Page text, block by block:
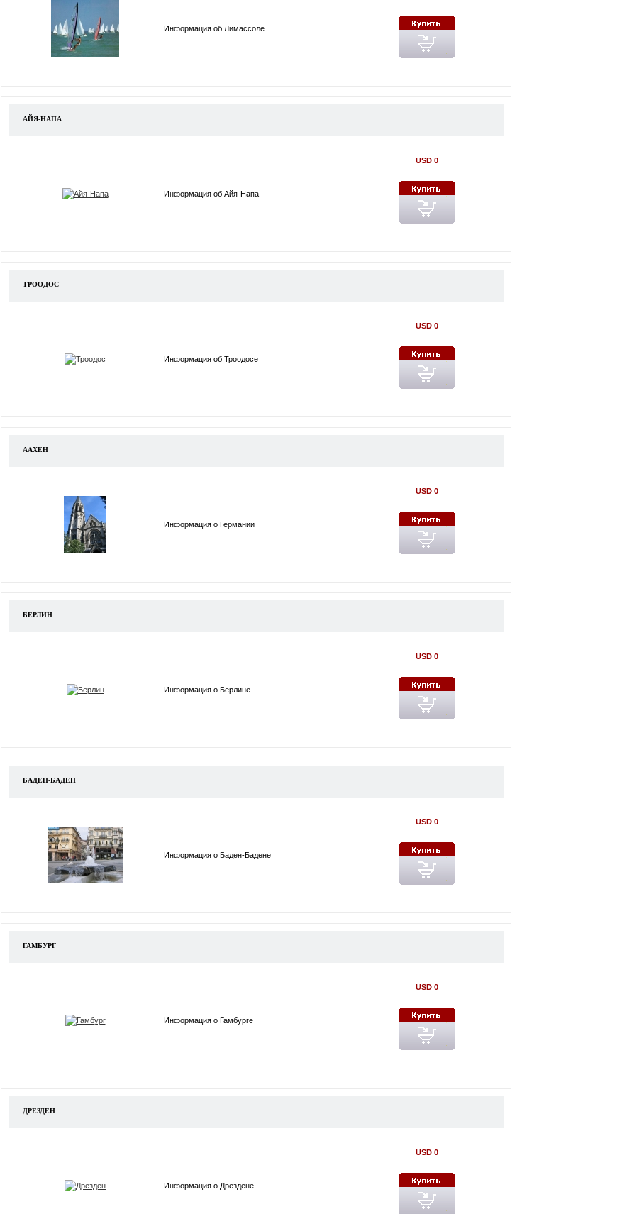
Информация об Лимассоле
АЙЯ-НАПА
Информация об Айя-Напа
USD 0
ТРООДОС
Информация об Троодосе
USD 0
ААХЕН
Информация о Германии
USD 0
БЕРЛИН
Информация о Берлине
USD 0
БАДЕН-БАДЕН
Информация о Баден-Бадене
USD 0
ГАМБУРГ
Информация о Гамбурге
USD 0
ДРЕЗДЕН
Информация о Дрездене
USD 0